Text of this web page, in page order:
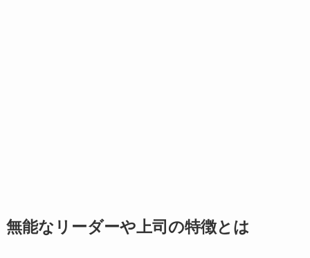
無能なリーダーや上司の特徴とは